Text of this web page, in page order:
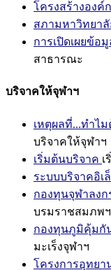
โครงสร้างองค์
สภามหาวิทยาลั
การเปิดเผยข้อ
สาธารณะ
บริจาคให้จุฬาฯ
เหตุผลที่...ทำไ
บริจาคให้จุฬาฯ
เริ่มต้นบริจาค เ
ระบบบริจาคอิเ
กองทุนจุฬาลง
บรมราชสมภพฯ
กองทุนภูมิคุ้มกั
มะเร็งจุฬาฯ
โครงการอุทยา